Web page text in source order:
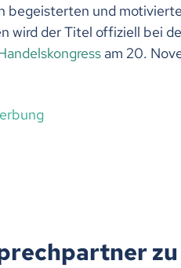
begeisterten und
wird der Titel offiziell bei
am 20.